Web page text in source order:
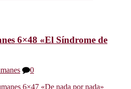
6×48 «El Síndrome de
0